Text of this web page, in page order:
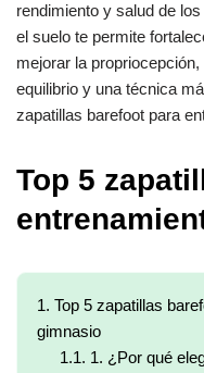
rendimiento y salud de
el suelo te permite
mejorar la
equilibrio y una técnica
zapatillas barefoot para
Top 5
1. Top 5 zapatillas
gimnasio
1.1. 1. ¿Por qué